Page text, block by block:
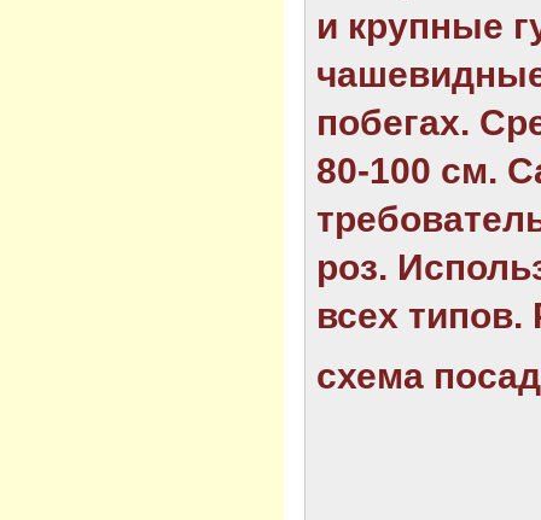
и крупные
побегах.
80-100 см.
роз.
всех
схема